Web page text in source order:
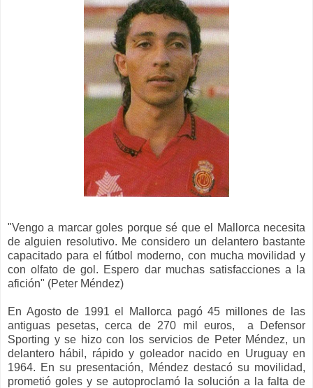
"Vengo a marcar goles porque sé que el Mallorca necesita
de alguien resolutivo. Me considero un delantero bastante
capacitado para el fútbol moderno, con mucha movilidad y
con olfato de gol. Espero dar muchas satisfacciones a la
afición" (Peter Méndez)
En Agosto de 1991 el Mallorca pagó45 millones de
las
antiguas pesetas, cerca de 270 mil euros,
a Defensor
Sporting y se hizocon los servicios de PeterMéndez, un
delantero hábil , rápido y goleador nacido en Uruguay en
1964. En su presentación, Méndez destacó su movilidad,
prometió goles y se autoproclamó la solución a la falta de